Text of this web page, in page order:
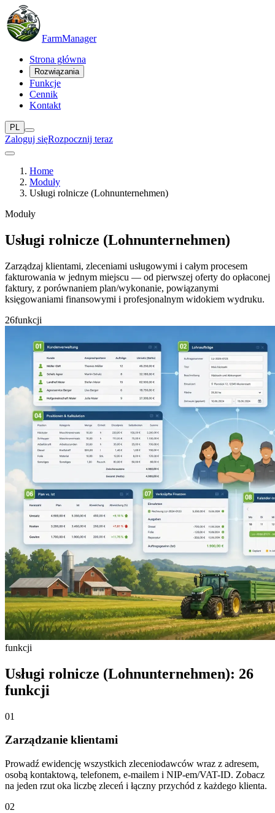
FarmManager
Strona główna
Rozwiązania
Funkcje
Cennik
Kontakt
PL
Zaloguj sięRozpocznij teraz
Home
Moduły
Usługi rolnicze (Lohnunternehmen)
Moduły
Usługi rolnicze (Lohnunternehmen)
Zarządzaj klientami, zleceniami usługowymi i całym procesem
fakturowania w jednym miejscu — od pierwszej oferty do opłaconej
faktury, z porównaniem plan/wykonanie, powiązanymi
księgowaniami finansowymi i profesjonalnym widokiem wydruku.
26funkcji
funkcji
Usługi rolnicze (Lohnunternehmen): 26
funkcji
01
Zarządzanie klientami
Prowadź ewidencję wszystkich zleceniodawców wraz z adresem,
osobą kontaktową, telefonem, e-mailem i NIP-em/VAT-ID. Zobacz
na jeden rzut oka liczbę zleceń i łączny przychód z każdego klienta.
02